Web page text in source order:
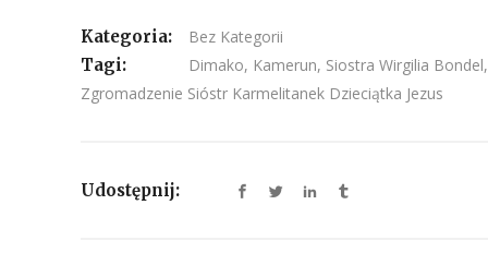
Kategoria:
Bez Kategorii
Tagi:
Dimako, Kamerun, Siostra Wirgilia Bondel,
Zgromadzenie Sióstr Karmelitanek Dzieciątka Jezus
Udostępnij: